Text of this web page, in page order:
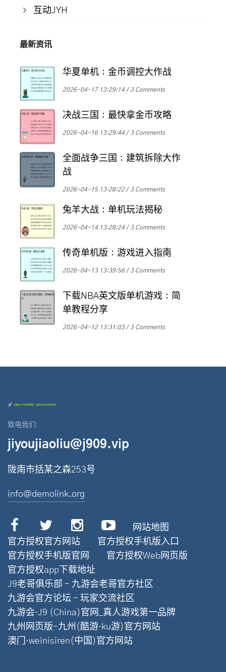
互动JYH
最新资讯
华夏单机：金币调控大作战
2026-04-17 13:29:14 3 Comments
决战三国：最快拿金币攻略
2026-04-16 13:29:44 3 Comments
全面战争三国：建筑拆除大作
战
2026-04-15 13:28:22 3 Comments
兔羊大战：单机玩法揭秘
2026-04-14 13:28:24 3 Comments
传奇单机版：游戏进入指南
2026-04-13 13:39:56 3 Comments
下载NBA英文版单机游戏：简
单教程分享
2026-04-12 13:31:03 3 Comments
致电我们:
jiyoujiaoliu@j909.vip
陇南市括某之森253号
info@demolink.org
网站地图
官方授权官方网站
官方授权手机版入口
官方授权手机版官网
官方授权Web网页版
官方授权app下载地址
J9老哥俱乐部 - 九游会老哥官方社区
九游会官方论坛 - 玩家交流社区
九游会·J9 (China)官网_真人游戏第一品牌
九州网页版-九州(酷游·ku游)官方网站
澳门·weinisiren(中国)官方网站